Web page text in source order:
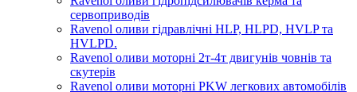
сервоприводів
Ravenol оливи гідравлічні HLP, HLPD, HVLP та
HVLPD.
Ravenol оливи моторні 2т-4т двигунів човнів та
скутерів
Ravenol оливи моторні PKW легкових автомобілів